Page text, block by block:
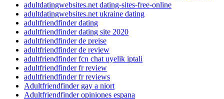
adultdatingwebsites.net dating-sites-free-online
adultdatingwebsites.net ukraine dating
adultfriendfinder dating
adultfriendfinder dating site 2020
adultfriendfinder de preise
adultfriendfinder de review
adultfriendfinder fcn chat uyelik iptali
adultfriendfinder fr review
adultfriendfinder fr reviews
Adultfriendfinder gay a niort
Adultfriendfinder opiniones espana